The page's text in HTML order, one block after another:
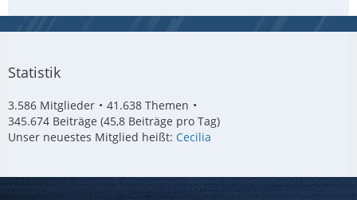
Statistik
3.586 Mitglieder
41.638 Themen
345.674 Beiträge (45,8 Beiträge pro Tag)
Unser neuestes Mitglied heißt: Cecilia